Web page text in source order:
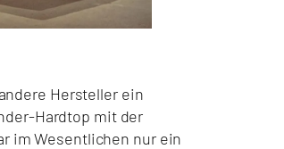
Hersteller ein
Hardtop mit der
im Wesentlichen nur ein